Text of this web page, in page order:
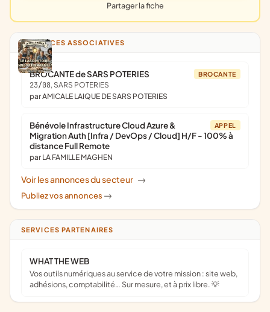
Partager la fiche
ANNONCES ASSOCIATIVES
BROCANTE
BROCANTE de SARS POTERIES
23/08, SARS POTERIES
par AMICALE LAIQUE DE SARS POTERIES
APPEL
Bénévole Infrastructure Cloud Azure &
Migration Auth [Infra / DevOps / Cloud] H/F - 100% à
distance Full Remote
par LA FAMILLE MAGHEN
Voir les annonces du secteur ->
Publiez vos annonces ->
SERVICES PARTENAIRES
WHAT THE WEB
Vos outils numériques au service de votre mission : site web,
adhésions, comptabilité… Sur mesure, et à prix libre. 💡